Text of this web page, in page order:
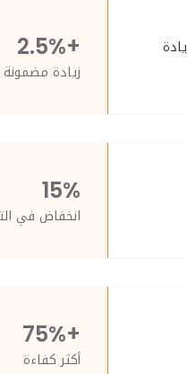
+2.5%
زيادة
15%
انخفاض في
+75%
أكثر كفاءة